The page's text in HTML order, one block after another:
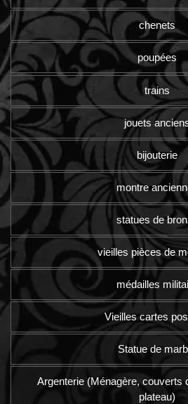
chenets
poupées
trains
jouets
bijouterie
montre
statues de
vieilles pièces de
médailles
Vieilles cartes
Statue de
Argenterie (Ménagère, couverts
plateau)